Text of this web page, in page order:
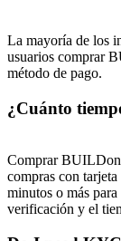
La mayoría de los
usuarios comprar
método de pago.
¿Cuánto
Comprar BUILDon
compras con
minutos o más
verificación y el